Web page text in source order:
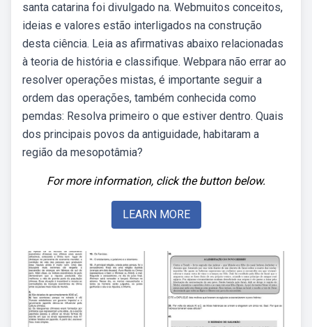
santa catarina foi divulgado na. Webmuitos conceitos,
ideias e valores estão interligados na construção
desta ciência. Leia as afirmativas abaixo relacionadas
à teoria de história e classifique. Webpara não errar ao
resolver operações mistas, é importante seguir a
ordem das operações, também conhecida como
pemdas: Resolva primeiro o que estiver dentro. Quais
dos principais povos da antiguidade, habitaram a
região da mesopotâmia?
For more information, click the button below.
LEARN MORE